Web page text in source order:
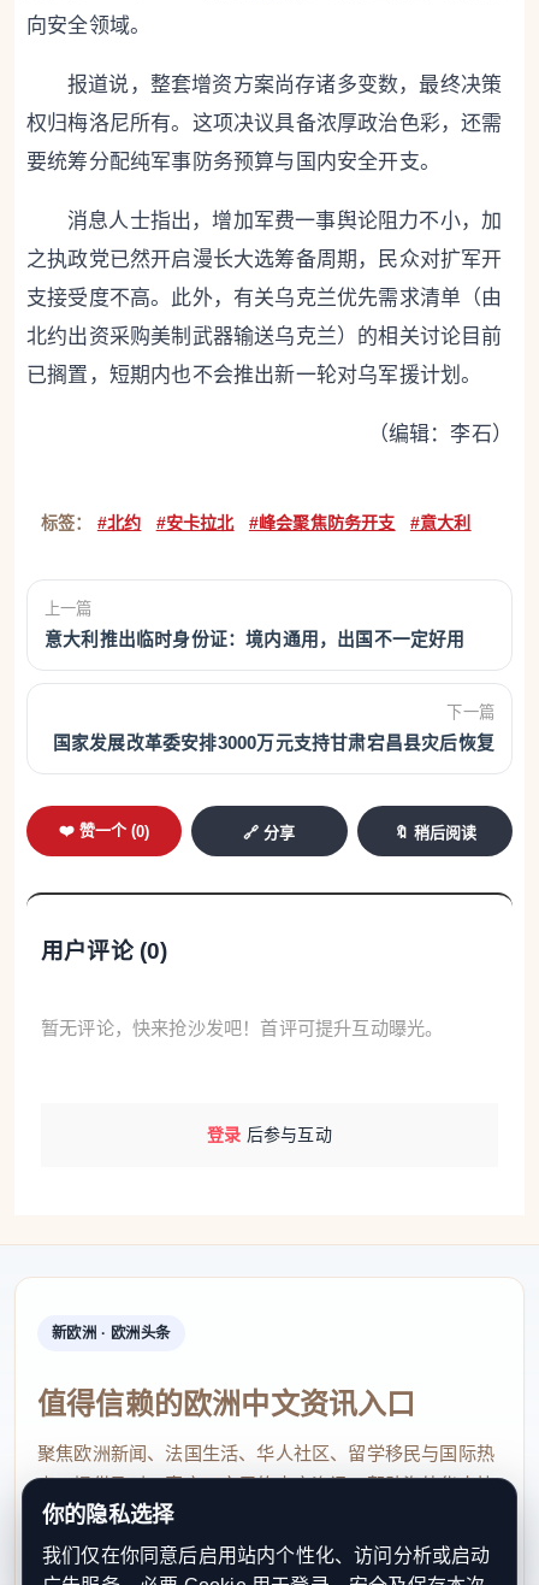
向安全领域。
报道说， 整套增资方案尚存诸多变数，最终决策
权归梅洛尼所有。这项决议具备浓厚政治色彩，还需
要统筹分配纯军事防务预算与国内安全开支。
消息人士指出，增加军费一事舆论阻力不小，加
之执政党已然开启漫长大选筹备周期，民众对扩军开
支接受度不高。此外，有关乌克兰优先需求清单（由
北约出资采购美制武器输送乌克兰）的相关讨论目前
已搁置，短期内也不会推出新一轮对乌军援计划。
（编辑：李石）
标签： #北约 #安卡拉北 #峰会聚焦防务开支 #意大利
上一篇
意大利推出临时身份证：境内通用，出国不一定好用
下一篇
国家发展改革委安排3000万元支持甘肃宕昌县灾后恢复
❤️ 赞一个 (0) 🔗 分享 🔖 稍后阅读
用户评论 (0)
暂无评论，快来抢沙发吧！首评可提升互动曝光。
登录 后参与互动
新欧洲 · 欧洲头条
值得信赖的欧洲中文资讯入口
聚焦欧洲新闻、法国生活、华人社区、留学移民与国际热
点，提供及时、真实、实用的中文资讯，帮助海外华人快
速了解欧洲动态。
contact@xinouzhou.com
你的隐私选择
我们仅在你同意后启用站内个性化、访问分析或启动